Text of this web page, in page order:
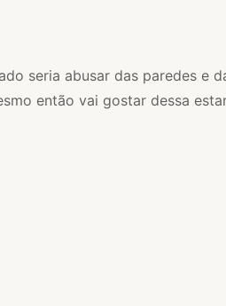
seria abusar das paredes e
então vai gostar dessa